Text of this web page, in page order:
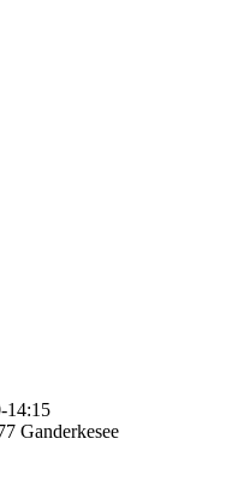
14:15
Ganderkesee